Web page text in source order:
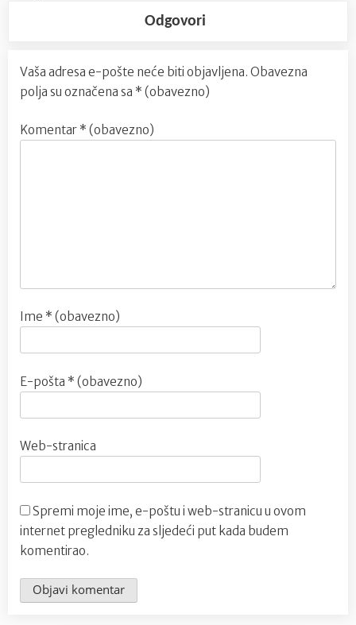
Odgovori
Vaša adresa e-pošte neće biti objavljena. Obavezna
polja su označena sa * (obavezno)
Komentar * (obavezno)
Ime * (obavezno)
E-pošta * (obavezno)
Web-stranica
Spremi moje ime, e-poštu i web-stranicu u ovom
internet pregledniku za sljedeći put kada budem
komentirao.